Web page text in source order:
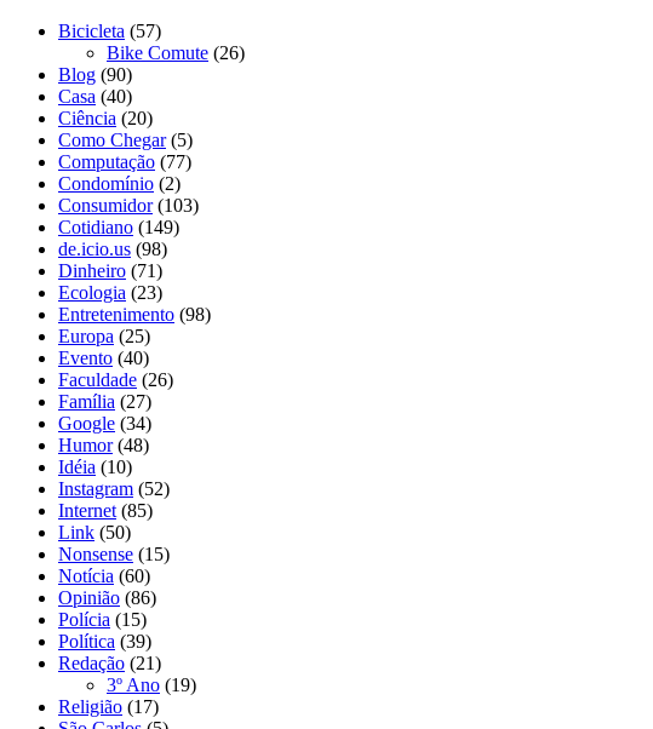
Bicicleta (57)
Bike Comute (26)
Blog (90)
Casa (40)
Ciência (20)
Como Chegar(5)
Computação (77)
Condomínio (2)
Consumidor(103)
Cotidiano (149)
de.icio.us (98)
Dinheiro (71)
Ecologia (23)
Entretenimento (98)
Europa (25)
Evento (40)
Faculdade (26)
Família (27)
Google (34)
Humor(48)
Idéia (10)
Instagram (52)
Internet (85)
Link (50)
Nonsense (15)
Notícia (60)
Opinião (86)
Polícia (15)
Política (39)
Redação (21)
3º Ano (19)
Religião (17)